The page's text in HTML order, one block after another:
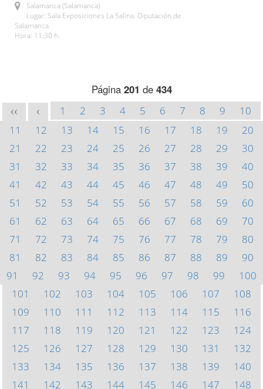
Salamanca (Salamanca)
Lugar: Sala Exposiciones La Salina. Diputación de
Salamanca
Hora: 11:30 h.
Página 201 de 434
<< < 1 2 3 4 5 6 7 8 9
10
11
12 13 14 15 16 17 18 19
20
21
22 23 24 25 26 27 28 29
30
31
32 33 34 35 36 37 38 39
40
41
42 43 44 45 46 47 48 49
50
51
52 53 54 55 56 57 58 59
60
61
62 63 64 65 66 67 68 69
70
71
72 73 74 75 76 77 78 79
80
81
82 83 84 85 86 87 88 89
90
91
92 93 94 95 96 97 98 99
100
101
102 103 104 105 106 107
108
109
110 111 112 113 114 115
116
117
118 119 120 121 122 123
124
125
126 127 128 129 130 131
132
133
134 135 136 137 138 139
140
141
142 143 144 145 146 147
148